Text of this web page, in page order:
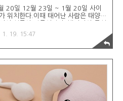
20일 12월 23일 ~ 1월 20일 사이
위치한다.이때 태어난 사람은 태양의
보이지만, 그 이면에는 격렬한 공격
람입니다. 이러한 이중성은 용의주도
매사 꾸준하게 노력하고 정진하게
겠으며, 사랑에 대해서도 적극적인 구
드는 상대를 향한 부단한 정성으로
끈기를 보여줍니다. 이런 당신의 수
1. 19. 15:47